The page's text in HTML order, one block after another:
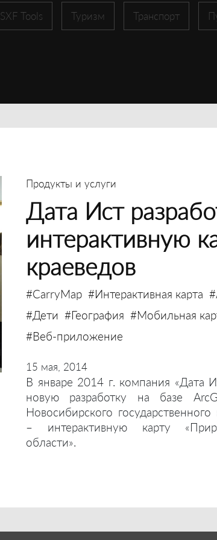
SXF Tools Туризм Транспорт
Продукты и услуги
Дата Ист
интерактивную
краеведов
#CarryMap #Интерактивная карта
#Дети #География #Мобильная
#Веб-приложение
15 мая, 2014
В январе 2014 г. компания «Дата
новую разработку на базе
Новосибирского государственного
– интерактивную карту
области».